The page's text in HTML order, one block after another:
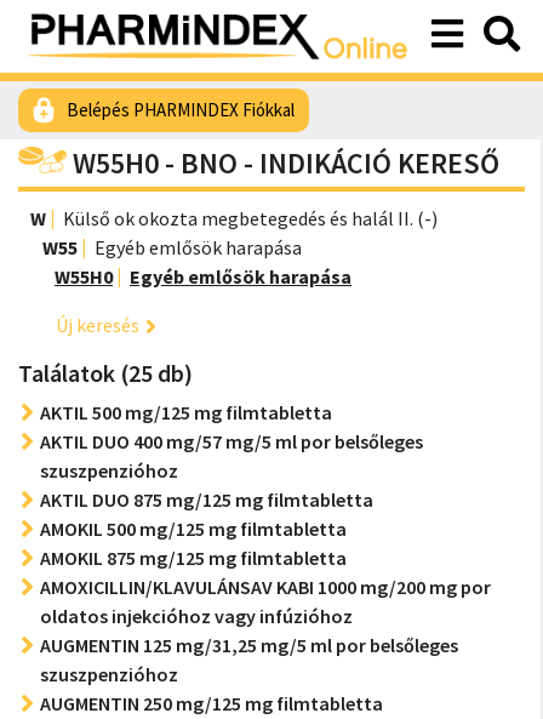
Belépés PHARMINDEX Fiókkal
W55H0 - BNO - INDIKÁCIÓ KERESŐ
W
Külső ok okozta megbetegedés és halál II. (-)
W55
Egyéb emlősök harapása
W55H0
Egyéb emlősök harapása
Új keresés
Találatok (25 db)
AKTIL 500 mg/125 mg filmtabletta
AKTIL DUO 400 mg/57 mg/5 ml por belsőleges
szuszpenzióhoz
AKTIL DUO 875 mg/125 mg filmtabletta
AMOKIL 500 mg/125 mg filmtabletta
AMOKIL 875 mg/125 mg filmtabletta
AMOXICILLIN/KLAVULÁNSAV KABI 1000 mg/200 mg por
oldatos injekcióhoz vagy infúzióhoz
AUGMENTIN 125 mg/31,25 mg/5 ml por belsőleges
szuszpenzióhoz
AUGMENTIN 250 mg/125 mg filmtabletta